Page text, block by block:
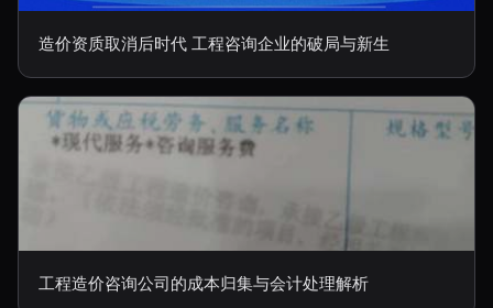
造价资质取消后时代 工程咨询企业的破局与新生
工程造价咨询公司的成本归集与会计处理解析